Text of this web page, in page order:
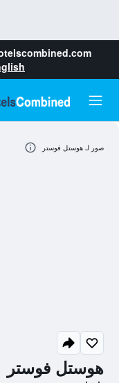
هوستل فوستر
صور لـ هوستل فوستر